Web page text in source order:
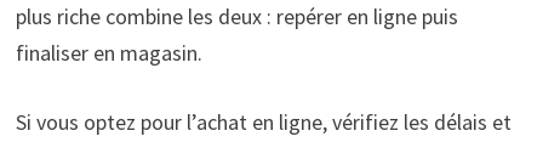
plus riche combine les deux : repérer en ligne puis
finaliser en magasin.
Si vous optez pour l’achat en ligne, vérifiez les délais et